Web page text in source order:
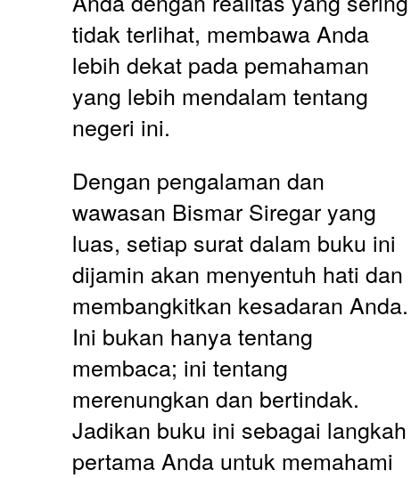
tidak terlihat, membawa Anda
lebih dekat pada pemahaman
yang lebih mendalam tentang
negeri ini.
Dengan pengalaman dan
wawasan Bismar Siregar yang
luas, setiap surat dalam buku ini
dijamin akan menyentuh hati dan
membangkitkan kesadaran Anda.
Ini bukan hanya tentang
membaca; ini tentang
merenungkan dan bertindak.
Jadikan buku ini sebagai langkah
pertama Anda untuk memahami